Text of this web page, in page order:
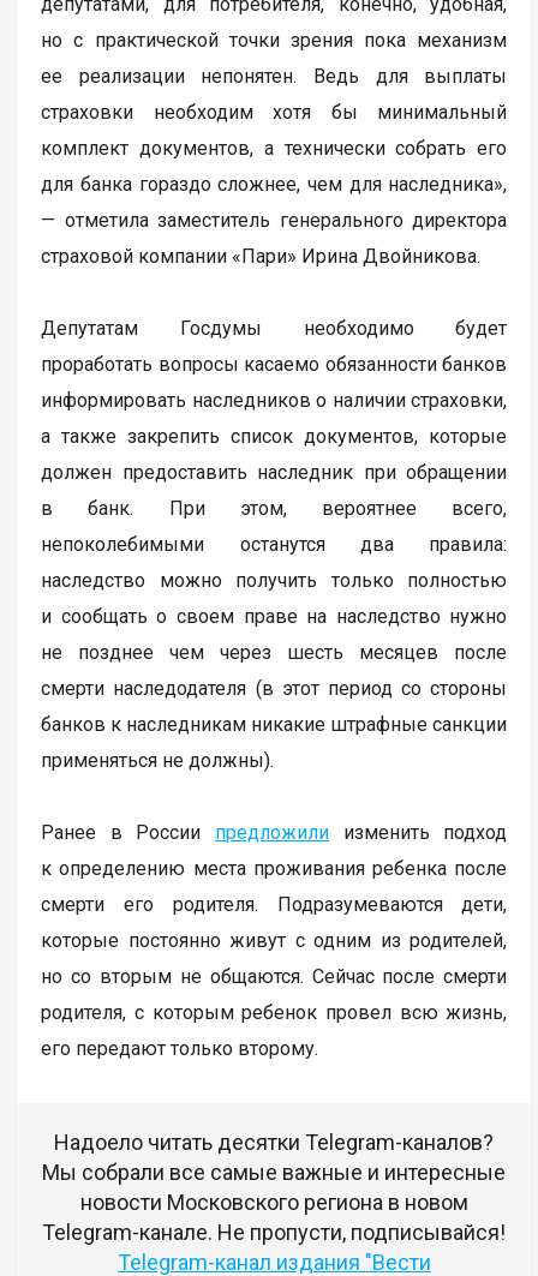
но с практической точки зрения пока механизм
ее реализации непонятен. Ведь для выплаты
страховки необходим хотя бы минимальный
комплект документов, а технически собрать его
для банка гораздо сложнее, чем для наследника»,
— отметила заместитель генерального директора
страховой компании «Пари» Ирина Двойникова.
Депутатам Госдумы необходимо будет
проработать вопросы касаемо обязанности банков
информировать наследников о наличии страховки,
а также закрепить список документов, которые
должен предоставить наследник при обращении
в банк. При этом, вероятнее всего,
непоколебимыми останутся два правила:
наследство можно получить только полностью
и сообщать о своем праве на наследство нужно
не позднее чем через шесть месяцев после
смерти наследодателя (в этот период со стороны
банков к наследникам никакие штрафные санкции
применяться не должны).
Ранее в России предложили изменить подход
к определению места проживания ребенка после
смерти его родителя. Подразумеваются дети,
которые постоянно живут с одним из родителей,
но со вторым не общаются. Сейчас после смерти
родителя, с которым ребенок провел всю жизнь,
его передают только второму.
Надоело читать десятки Telegram-каналов?
Мы собрали все самые важные и интересные
новости Московского региона в новом
Telegram-канале. Не пропусти, подписывайся!
Telegram-канал издания "Вести